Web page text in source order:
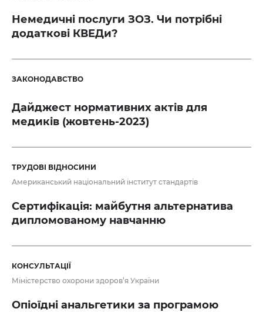
Немедичні послуги ЗОЗ. Чи потрібні
додаткові КВЕДи?
ЗАКОНОДАВСТВО
Дайджест нормативних актів для
медиків (жовтень-2023)
ТРУДОВІ ВІДНОСИНИ
Американський національний інститут стандартів
Сертифікація: майбутня альтернатива
дипломованому навчанню
КОНСУЛЬТАЦІЇ
Міністерство охорони здоров’я України
Опіоїдні анальгетики за програмою